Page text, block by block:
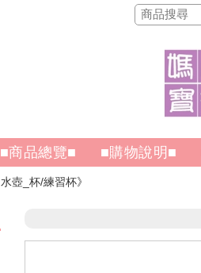
■商品總覽■ ■購物說明■
水壺_杯/練習杯